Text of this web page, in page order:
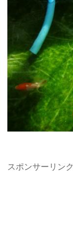
スポンサーリンク